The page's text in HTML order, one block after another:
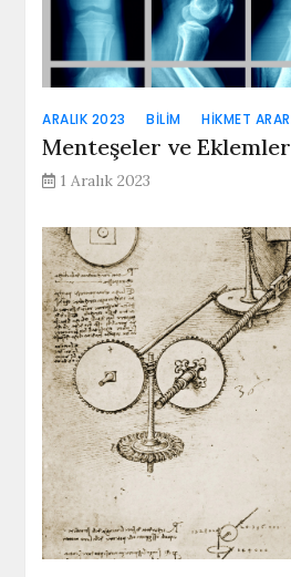
ARALIK 2023 BILIM HIKMET ARAR
Menteşeler ve Eklemler
1 Aralık 2023